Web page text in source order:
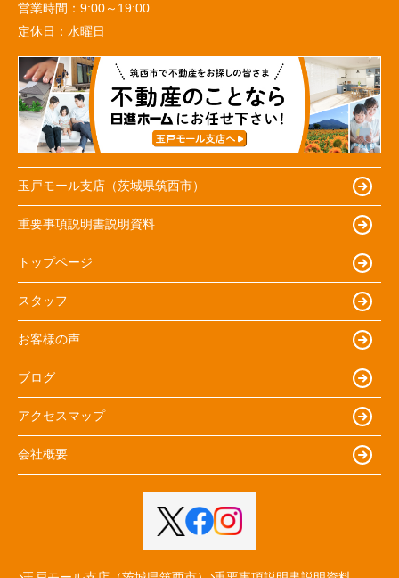
営業時間： 9:00～19:00
定休日： 水曜日
玉戸モール支店（茨城県筑西市）
重要事項説明書説明資料
トップページ
スタッフ
お客様の声
ブログ
アクセスマップ
会社概要